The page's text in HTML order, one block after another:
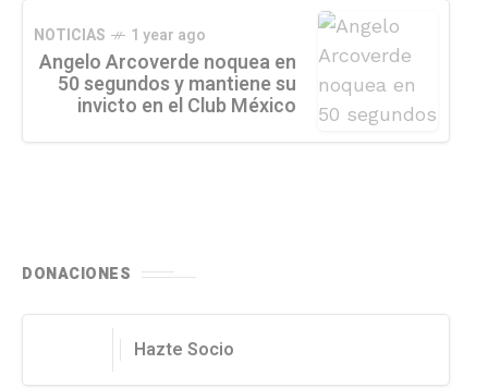
NOTICIAS 1 year ago
Angelo Arcoverde noquea en
50 segundos y mantiene su
invicto en el Club México
DONACIONES
Hazte Socio